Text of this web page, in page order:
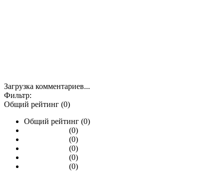
Загрузка комментариев...
Фильтр:
Общий рейтинг (0)
Общий рейтинг (0)
(0)
(0)
(0)
(0)
(0)